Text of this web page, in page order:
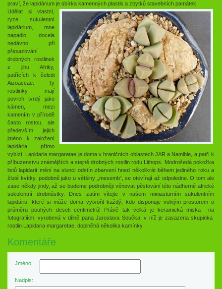
praví, že lapidárium je sbírka kamenných plastik a zbytků stavebních památek.
Udělat si vlastní,
ryze sukulentní
lapidárium, mne
napadlo docela
nedávno při
přesazování
drobných rostlinek
z jihu Afriky,
patřících k čeledi
Aizoaceae. Ty
rostlinky mají
povrch tvrdý jako
kámen, mezi
kamením v přírodě
často rostou, ale
především jejich
jméno k založení
lapidária přímo
vybízí. Lapidaria margaretae je doma v hraničních oblastech JAR a Namibie, a patří k
příbuzenstvu známějších a stejně drobných rostlin rodu Lithops. Modrošedá pokožka
listů lapidarií mění na slunci odstín zbarvení hned několikrát během jediného roku a
žluté kvítky, podobně jako u většiny „mesemb“, se otevírají až odpoledne. O tom ale
zase někdy jindy, až se budeme podrobněji věnovat pěstování této nádherné africké
sukulentní drobnůstky. Dnes zatím vítejte v našem miniasturním sukulentním
lapidáriu, které si může doma vytvořit každý, kdo disponuje volným prostorem o
průměru pouhých deseti centimetrů! Právě tak velká je keramická miska na
fotografiích, vyrobená v dílně pana Jaroslava Součka, v níž je zasazena skupinka
rostlin Lapidaria margaretae, doplněná několika kamínky.
Komentáře
Jméno:
Nadpis: